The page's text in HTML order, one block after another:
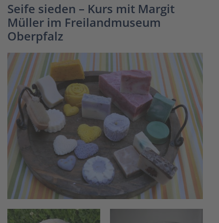
Seife sieden – Kurs mit Margit
Müller im Freilandmuseum
Oberpfalz